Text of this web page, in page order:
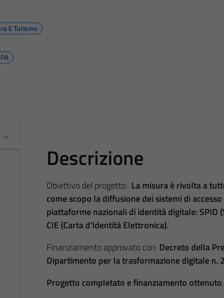
E Turismo
Descrizione
Obiettivo del progetto: La misura è rivolta a
come scopo la diffusione dei sistemi di
piattaforme nazionali di identità digitale: SPID
CIE (Carta d’Identità Elettronica).
Finanziamento approvato con: Decreto della
Dipartimento per la trasformazione digitale n.
Progetto completato e finanziamento ottenuto.